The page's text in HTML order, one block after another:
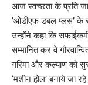
आज स्वच्छता के प्रति
‘ओडीएफ डबल प्लस’ के
उन्होंने कहा कि
सम्मानित कर वे
गरिमा और कल्याण को
‘मशीन होल’ बनाये जा